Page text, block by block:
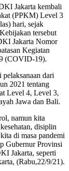
Jakarta kembali
(PPKM) Level 3
hari, sejak
tersebut
Jakarta Nomor
Kegiatan
(COVID-19).
dari
2021 tentang
Level 4, Level 3,
Jawa dan Bali.
namun kita
disiplin
di masa pandemi
Gubernur Provinsi
Jakarta, seperti
(Rabu,22/9/21).